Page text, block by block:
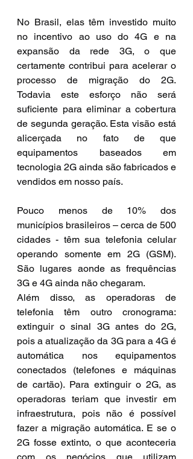
No Brasil, elas têm investido muito
no incentivo ao uso do 4G e na
expansão da rede 3G, o que
certamente contribui para acelerar o
processo de migração do 2G.
Todavia este esforço não será
suficiente para eliminar a cobertura
de segunda geração. Esta visão está
alicerçada no fato de que
equipamentos baseados em
tecnologia 2G ainda são fabricados e
vendidos em nosso país.
Pouco menos de 10% dos
municípios brasileiros – cerca de 500
cidades - têm sua telefonia celular
operando somente em 2G (GSM).
São lugares aonde as frequências
3G e 4G ainda não chegaram.
Além disso, as operadoras de
telefonia têm outro cronograma:
extinguir o sinal 3G antes do 2G,
pois a atualização da 3G para a 4G é
automática nos equipamentos
conectados (telefones e máquinas
de cartão). Para extinguir o 2G, as
operadoras teriam que investir em
infraestrutura, pois não é possível
fazer a migração automática. E se o
2G fosse extinto, o que aconteceria